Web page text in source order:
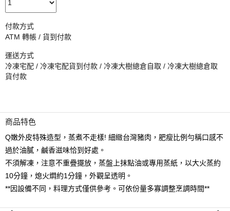
付款方式
ATM 轉帳 / 貨到付款
運送方式
冷凍宅配 / 冷凍宅配貨到付款 / 冷凍大樹總倉自取 / 冷凍大樹總倉取
貨付款
商品特色
Q嫩外皮特殊造型，蒸煮不走樣! 細緻台灣豬肉，肥瘦比例勻稱口感不
過於油膩，鹹香滋味恰到好處。
不須解凍，注意不重疊擺放，蒸盤上抹點油或專用蒸紙，以大火蒸約
10分鐘，熄火燜約1分鐘，外觀呈透明。
**因設備不同，料理方式僅供參考。可依份量多寡調整烹調時間**